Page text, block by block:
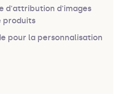
d'attribution d'images
produits
pour la personnalisation